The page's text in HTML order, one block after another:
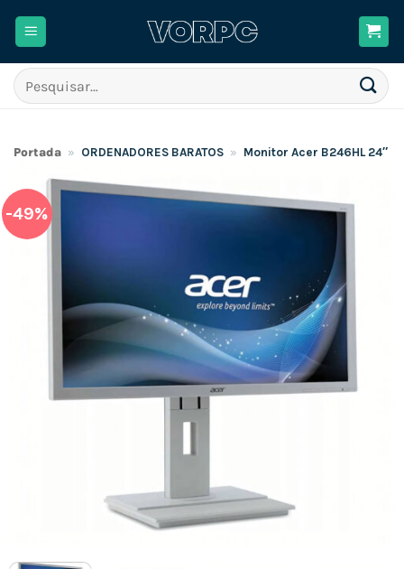
Pesquisar
por:
Portada » ORDENADORES BARATOS » Monitor Acer B246HL 24″
-49%